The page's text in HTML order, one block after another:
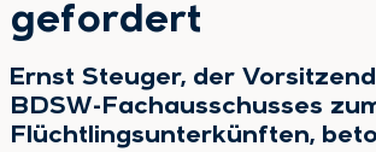
gefordert
Ernst Steuger, der
BDSW-Fachausschusses
Flüchtlingsunterkünften,